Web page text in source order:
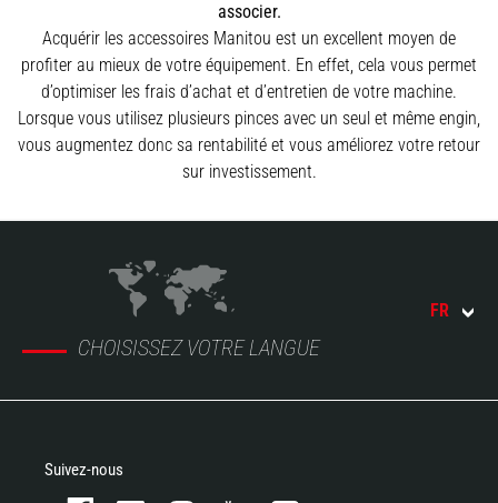
associer.
Acquérir les accessoires Manitou est un excellent moyen de
profiter au mieux de votre équipement. En effet, cela vous permet
d’optimiser les frais d’achat et d’entretien de votre machine.
Lorsque vous utilisez plusieurs pinces avec un seul et même engin,
vous augmentez donc sa rentabilité et vous améliorez votre retour
sur investissement.
CHOISISSEZ VOTRE LANGUE
FR
Suivez-nous